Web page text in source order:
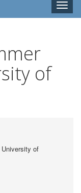
Toggle
of
of